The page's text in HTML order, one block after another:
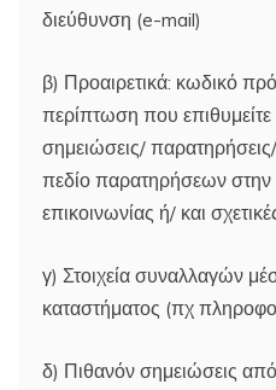
διεύθυνση (e-mail)
β) Προαιρετικά: κωδικό
περίπτωση που
σημειώσεις/
πεδίο παρατηρήσεων
επικοινωνίας ή/ και
γ) Στοιχεία συναλλαγών
καταστήματος (πχ
δ) Πιθανόν σημειώσεις